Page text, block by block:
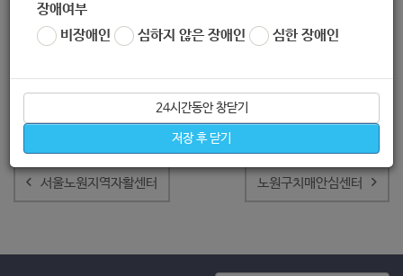
장애여부
비장애인
심하지 않은 장애인 심한 장애인
24시간동안 창닫기
저장 후 닫기
글
내
비 서울노원지역자활센터 노원구치매안심센터